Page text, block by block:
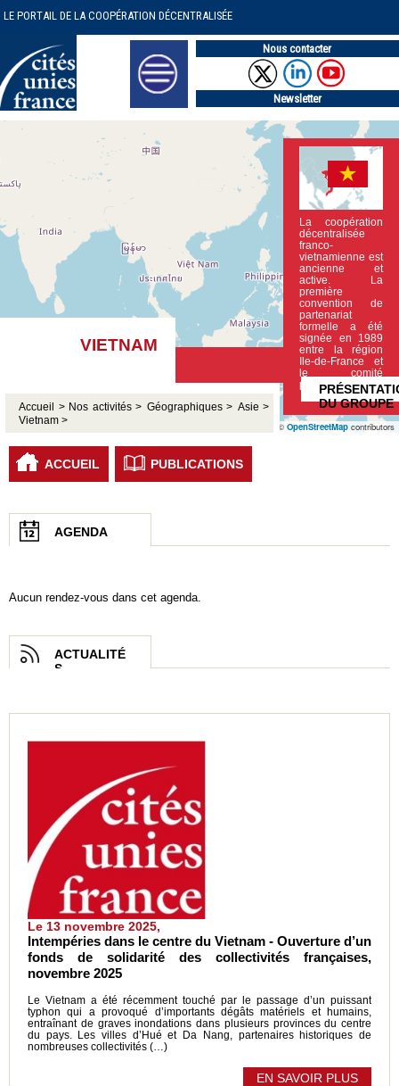
LE PORTAIL DE LA COOPÉRATION DÉCENTRALISÉE
Nous contacter
Newsletter
VIETNAM
Accueil > Nos activités > Géographiques > Asie >
Vietnam >
La coopération
décentralisée
franco-
vietnamienne est
ancienne et
active. La
première
convention de
partenariat
formelle a été
signée en 1989
entre la région
Ile-de-France et
le comité
populaire (…)
DU GROUPE
© OpenStreetMap contributors
ACCUEIL PUBLICATIONS
AGENDA
Aucun rendez-vous dans cet agenda.
ACTUALITÉ
S
Le 13 novembre 2025,
Intempéries dans le centre du Vietnam - Ouverture d’un
fonds de solidarité des collectivités françaises,
novembre 2025
Le Vietnam a été récemment touché par le passage d’un puissant
typhon qui a provoqué d’importants dégâts matériels et humains,
entraînant de graves inondations dans plusieurs provinces du centre
du pays. Les villes d’Hué et Da Nang, partenaires historiques de
nombreuses collectivités (…)
EN SAVOIR PLUS